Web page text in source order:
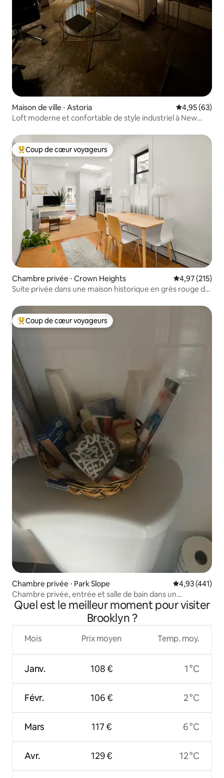
Maison de ville ⋅ Astoria Évaluation
4,95 (63)
Loft moderne et confortable de style industriel à New
Coups de cœur voyageurs les plus appréciés
Coup de cœur voyageurs
Chambre privée ⋅ Crown Heights Évaluation
4,97 (215)
Suite privée dans une maison historique en grès rouge de
Coups de cœur voyageurs les plus appréciés
Coup de cœur voyageurs
Chambre privée ⋅ Park Slope Évaluation
4,93 (441)
Chambre privée, entrée et salle de bain dans un
EXCELLENT emplacement
Quel est le meilleur moment pour visiter
Brooklyn ?
Mois
Janv.
Févr.
Mars
Avr.
Prix moyen
108 €
106 €
117 €
129 €
Temp. moy.
1 °C
2 °C
6 °C
12 °C